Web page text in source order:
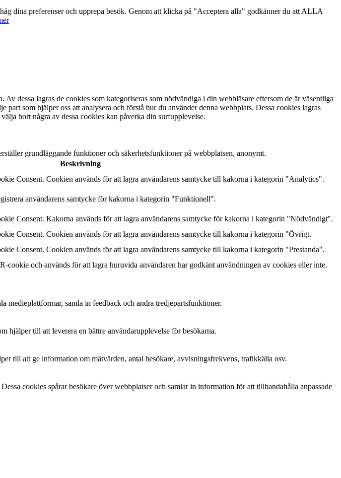
dina preferenser och upprepa besök. Genom att klicka på "Acceptera alla" godkänner du att ALLA
dessa lagras de cookies som kategoriseras som nödvändiga i din webbläsare eftersom de är väsentliga
som hjälper oss att analysera och förstå hur du använder denna webbplats. Dessa cookies lagras
bort några av dessa cookies kan påverka din surfupplevelse.
grundläggande funktioner och säkerhetsfunktioner på webbplatsen, anonymt.
Beskrivning
Consent. Cookien används för att lagra användarens samtycke till kakorna i kategorin "Analytics".
användarens samtycke för kakorna i kategorin "Funktionell".
Consent. Kakorna används för att lagra användarens samtycke för kakorna i kategorin "Nödvändigt".
Consent. Cookien används för att lagra användarens samtycke till kakorna i kategorin "Övrigt.
Consent. Cookien används för att lagra användarens samtycke till kakorna i kategorin "Prestanda".
och används för att lagra huruvida användaren har godkänt användningen av cookies eller inte.
samla in feedback och andra tredjepartsfunktioner.
hjälper till att leverera en bättre användarupplevelse för besökarna.
till att ge information om mätvärden, antal besökare, avvisningsfrekvens, trafikkälla osv.
cookies spårar besökare över webbplatser och samlar in information för att tillhandahålla anpassade